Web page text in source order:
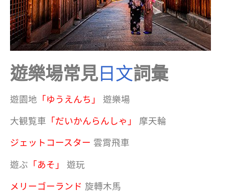
遊樂場常見日文詞彙
遊園地 「ゆうえんち」
遊樂場
大観覧車 「だいかんらんしゃ」
摩天輪
ジェットコースター 雲霄飛車
遊ぶ 「あそ」
遊玩
メリーゴーランド 旋轉木馬